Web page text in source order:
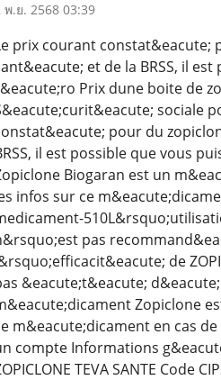
พ.ย. 2568 03:39
prix courant constat&eacute;
et de la BRSS, il
Prix dune boite de
sociale
pour du
il est possible que vous
Biogaran est un
infos sur ce
pas
de
&eacute;t&eacute;
Zopiclone
m&eacute;dicament en cas
compte Informations
TEVA SANTE Code